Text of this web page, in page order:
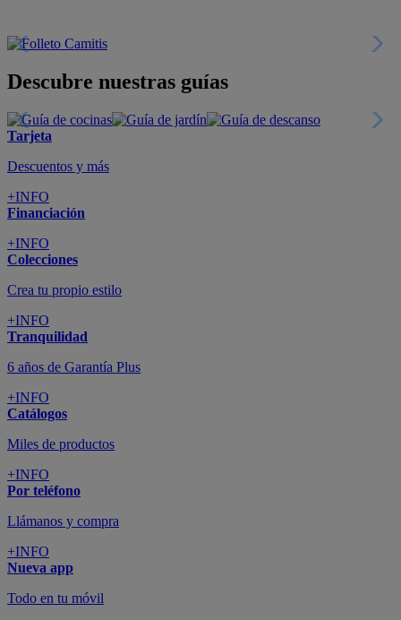
Descubre nuestras guías
Tarjeta
Descuentos y más
+INFO
Financiación
+INFO
Colecciones
Crea tu propio estilo
+INFO
Tranquilidad
6 años de Garantía Plus
+INFO
Catálogos
Miles de productos
+INFO
Por teléfono
Llámanos y compra
+INFO
Nueva app
Todo en tu móvil